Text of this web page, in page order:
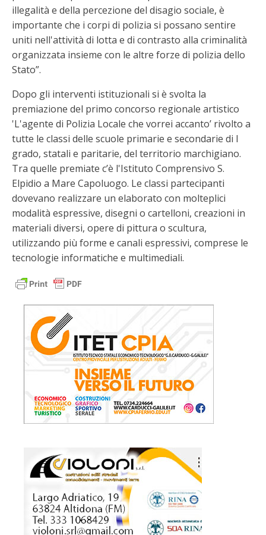
illegalità e della percezione del disagio sociale, è
importante che i corpi di polizia si possano sentire
uniti nell'attività di lotta e di contrasto alla criminalità
organizzata insieme con le altre forze di polizia dello
Stato”.
Dopo gli interventi istituzionali si è svolta la
premiazione del primo concorso regionale artistico
'L'agente di Polizia Locale che vorrei accanto’ rivolto a
tutte le classi delle scuole primarie e secondarie di I
grado, statali e paritarie, del territorio marchigiano.
Tra quelle premiate c’è l'Istituto Comprensivo S.
Elpidio a Mare Capoluogo. Le classi partecipanti
dovevano realizzare un elaborato con molteplici
modalità espressive, disegni o cartelloni, creazioni in
materiali diversi, opere di pittura o scultura,
utilizzando più forme e canali espressivi, comprese le
tecnologie informatiche e multimediali.